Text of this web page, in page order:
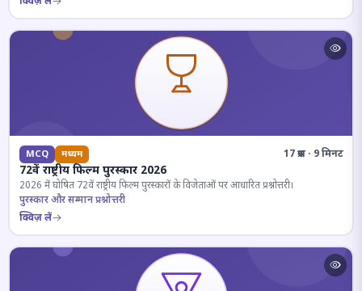
MCQ मध्यम 17 प्रश्न · 9 मिनट
72वें राष्ट्रीय फिल्म पुरस्कार 2026
2026 में घोषित 72वें राष्ट्रीय फिल्म पुरस्कारों के विजेताओं पर आधारित प्रश्नोत्तरी।
पुरस्कार और सम्मान प्रश्नोत्तरी
क्विज़ लें